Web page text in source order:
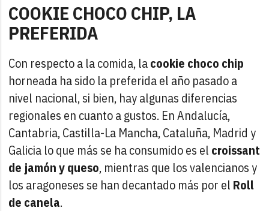
COOKIE CHOCO CHIP, LA
PREFERIDA
Con respecto a la comida, lacookie choco chip
horneada ha sido la preferida el año pasado a
nivel nacional, si bien, hay algunas diferencias
regionales en cuanto a gustos. En Andalucía,
Cantabria, Castilla-La Mancha, Cataluña, Madrid y
Galicia lo que más se ha consumido es el croissant
de jamón y queso, mientras que los valencianos y
los aragoneses se han decantado más por el Roll
de canela.